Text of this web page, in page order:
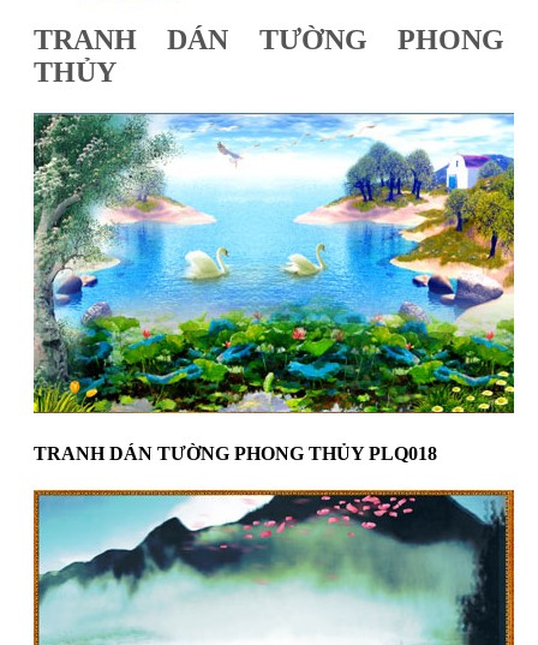
TRANH DÁN TƯỜNG PHONG
THỦY
TRANH DÁN TƯỜNG PHONG THỦY PLQ018